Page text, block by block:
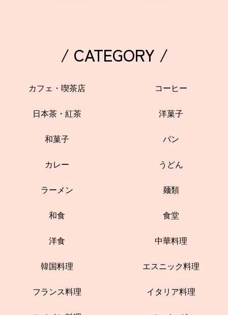
/ CATEGORY /
カフェ・喫茶店 コーヒー
日本茶・紅茶 洋菓子
和菓子 パン
カレー うどん
ラーメン 麺類
和食 食堂
洋食 中華料理
韓国料理 エスニック料理
フランス料理 イタリア料理